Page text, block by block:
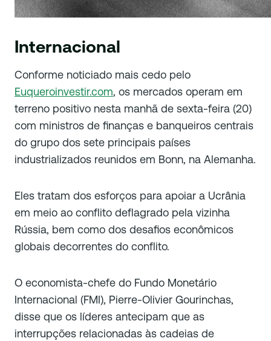
Internacional
Conforme noticiado mais cedo pelo
Euqueroinvestir.com, os mercados operam em
terreno positivo nesta manhã de sexta-feira (20)
com ministros de finanças e banqueiros centrais
do grupo dos sete principais países
industrializados reunidos em Bonn, na Alemanha.
Eles tratam dos esforços para apoiar a Ucrânia
em meio ao conflito deflagrado pela vizinha
Rússia, bem como dos desafios econômicos
globais decorrentes do conflito.
O economista-chefe do Fundo Monetário
Internacional (FMI), Pierre-Olivier Gourinchas,
disse que os líderes antecipam que as
interrupções relacionadas às cadeias de